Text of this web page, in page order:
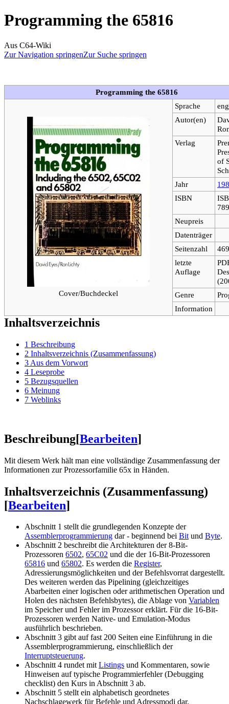
Programming the 65816
Aus C64-Wiki
Zur Navigation springenZur Suche springen
Programming the 65816
Cover/Buchdeckel
Sprache
Autor(en)
Verlag
of
Jahr
ISBN
Neupreis
Datenträger
Seitenzahl
469
letzte
Auflage
Genre
Information
Inhaltsverzeichnis
1 Beschreibung
2 Inhaltsverzeichnis (Zusammenfassung)
3 Aus dem Vorwort
4 Leseprobe
5 Bezugsquellen
6 Meinung
7 Weblinks
Beschreibung[Bearbeiten]
Mit diesem Werk hält man eine vollständige Zusammenfassung der
Informationen zur Prozessorfamilie 65x in Händen.
Inhaltsverzeichnis (Zusammenfassung)
[Bearbeiten]
Abschnitt 1 stellt die grundlegenden Konzepte der
Assemblerprogrammierung dar - beginnend bei Bitund Byte.
Abschnitt 2 beschreibt die Architekturen der 8-Bit-
Prozessoren 6502, 65C02 und die der 16-Bit-Prozessoren
65816 und 65802. Es werden die Register,
Adressierungsmöglichkeiten und der Befehlsvorrat dargestellt.
Des weiteren werden das Pipelining (gleichzeitiges
Abarbeiten einer logischen oder arithmetischen Operation und
Holen des nächsten Befehlsbytes), die Ablage von Variablen
im Speicher und Fehler im Prozessor erklärt. Für die 16-Bit-
Prozessoren werden Native- und Emulation-Modus
ausführlich beschrieben.
Abschnitt 3 gibt auf fast 200 Seiten eine Einführung in die
Assemblerprogrammierung, einschließlich der
Interruptsteuerung.
Abschnitt 4 rundet mitListings und Kommentaren, sowie
Hinweisen auf typische Programmierfehler (Debugging
checklist) den Kurs in Abschnitt 3 ab.
Abschnitt 5 stellt ein alphabetisch geordnetes
Nachschlagewerk für Befehle und Adressmodi dar.